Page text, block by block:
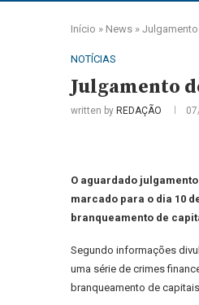
Início » News » Julgamento
NOTÍCIAS
Julgamento
written by REDAÇÃO
O aguardado
marcado para o dia 10
branqueamento de
Segundo informações
uma série de crimes
branqueamento de